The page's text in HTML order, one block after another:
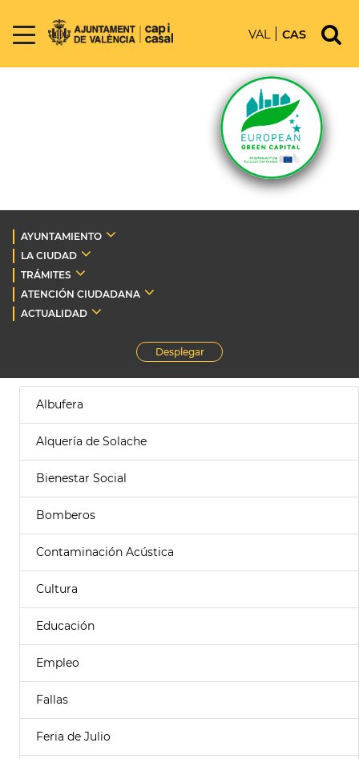
VAL CAS
AYUNTAMIENTO
LA CIUDAD
TRÁMITES
ATENCIÓN CIUDADANA
ACTUALIDAD
Desplegar
Albufera
Alquería de Solache
Bienestar Social
Bomberos
Contaminación Acústica
Cultura
Educación
Empleo
Fallas
Feria de Julio